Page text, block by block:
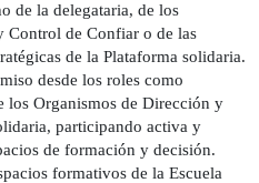
de la delegataria, de los
Control de Confiar o de las
de la Plataforma solidaria.
desde los roles como
los Organismos de Dirección y
participando activa y
de formación y decisión.
formativos de la Escuela